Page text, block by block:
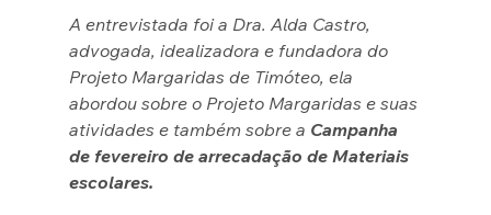
A entrevistada foi a Dra. Alda Castro,
advogada, idealizadora e fundadora do
Projeto Margaridas de Timóteo, ela
abordou sobre o Projeto Margaridas e suas
atividades e também sobre a Campanha
de fevereiro de arrecadação de Materiais
escolares.